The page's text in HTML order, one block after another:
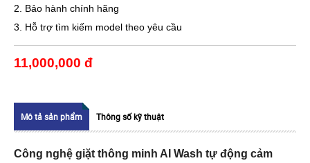
2. Bảo hành chính hãng
3. Hỗ trợ tìm kiếm model theo yêu cầu
11,000,000 đ
Mô tả sản phẩm Thông số kỹ thuật
Công nghệ giặt thông minh AI Wash tự động cảm